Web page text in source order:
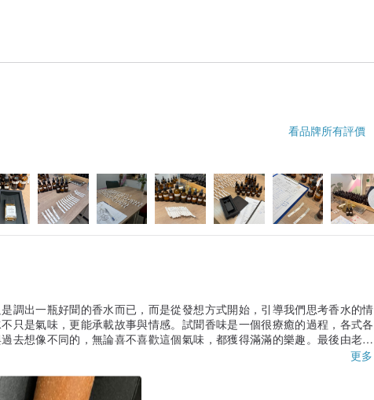
看品牌所有評價
調出一瓶好聞的香水而已，而是從發想方式開始，引導我們思考香水的情
只是氣味，更能承載故事與情感。試聞香味是一個很療癒的過程，各式各
去想像不同的，無論喜不喜歡這個氣味，都獲得滿滿的樂趣。最後由老師
更多